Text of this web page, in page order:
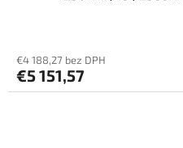
€4 188,27 bez DPH
€5 151,57